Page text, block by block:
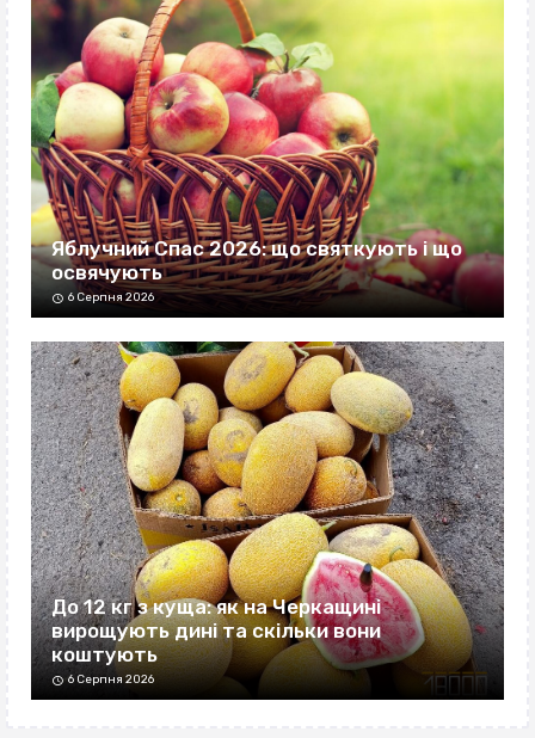
Яблучний Спас 2026: що святкують і що
освячують
6 Серпня 2026
До 12 кг з куща: як на Черкащині
вирощують дині та скільки вони
коштують
6 Серпня 2026